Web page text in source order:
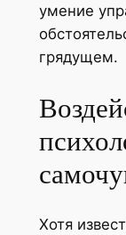
умение
грядущем.
Хотя